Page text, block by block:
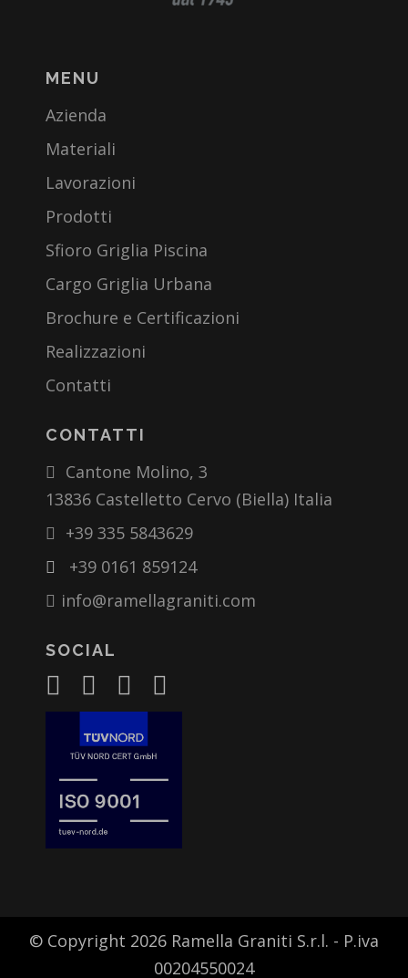
MENU
Azienda
Materiali
Lavorazioni
Prodotti
Sfioro Griglia Piscina
Cargo Griglia Urbana
Brochure e Certificazioni
Realizzazioni
Contatti
CONTATTI
Cantone Molino, 3
13836 Castelletto Cervo (Biella) Italia
+39 335 5843629
+39 0161 859124
info@ramellagraniti.com
SOCIAL
© Copyright 2026 Ramella Graniti S.r.l. - P.iva
00204550024